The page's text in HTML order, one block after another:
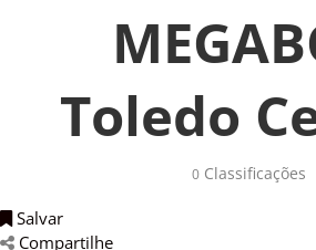
Toledo
0Classificações
Salvar
Compartilhe